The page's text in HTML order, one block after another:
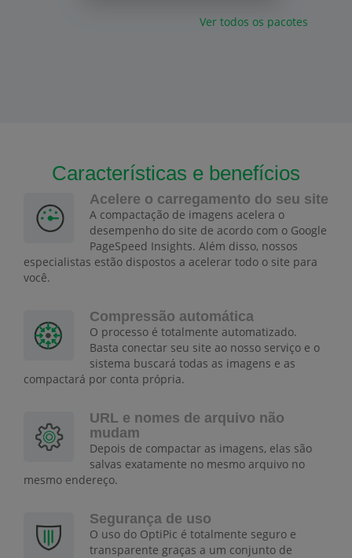
Ver todos os pacotes
Características e benefícios
Acelere o carregamento do seu site
A compactação de imagens acelera o
desempenho do site de acordo com o Google
PageSpeed Insights. Além disso, nossos
especialistas estão dispostos a acelerar todo o site para
você.
Compressão automática
O processo é totalmente automatizado.
Basta conectar seu site ao nosso serviço e o
sistema buscará todas as imagens e as
compactará por conta própria.
URL e nomes de arquivo não
mudam
Depois de compactar as imagens, elas são
salvas exatamente no mesmo arquivo no
mesmo endereço.
Segurança de uso
O uso do OptiPic é totalmente seguro e
transparente graças a um conjunto de